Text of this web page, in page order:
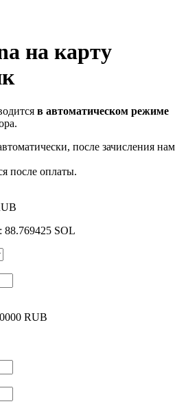
на карту
в автоматическом режиме
после зачисления нам
после оплаты.
88.769425 SOL
RUB